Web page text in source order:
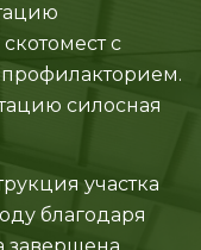
с
силосная
участка
благодаря